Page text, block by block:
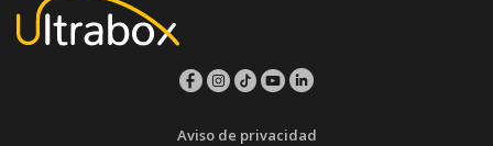
Aviso de privacidad